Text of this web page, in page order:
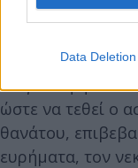
Data Deletion
δύο
συγκεκριμένη
διάγνωση η
ώστε να τεθεί ο
θανάτου,
ευρήματα, τον